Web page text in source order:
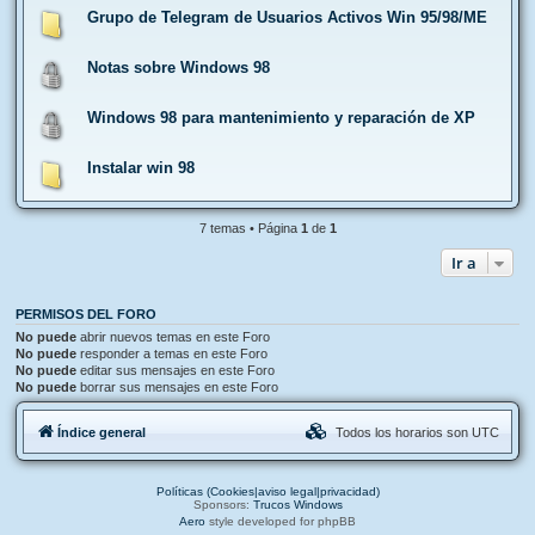
Grupo de Telegram de Usuarios Activos Win 95/98/ME
Notas sobre Windows 98
Windows 98 para mantenimiento y reparación de XP
Instalar win 98
7 temas • Página 1 de 1
Ir a
PERMISOS DEL FORO
No puede abrir nuevos temas en este Foro
No puede responder a temas en este Foro
No puede editar sus mensajes en este Foro
No puede borrar sus mensajes en este Foro
Índice general Todos los horarios son UTC
Políticas (Cookies|aviso legal|privacidad)
Sponsors: Trucos Windows
Aero style developed for phpBB